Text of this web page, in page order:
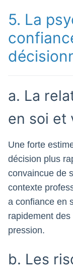
5. La
a. La
en soi et
Une forte
décision plus
convaincue de
contexte
a confiance en
rapidement
pression.
b. Les